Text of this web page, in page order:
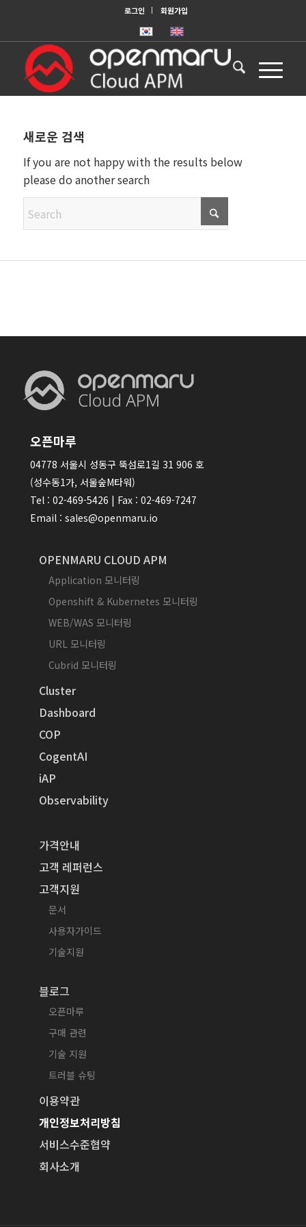
로그인 회원가입
새로운 검색
If you are not happy with the results below
please do another search
오픈마루
04778 서울시 성동구 뚝섬로1길 31 906 호
(성수동1가, 서울숲M타워)
Tel : 02-469-5426 | Fax : 02-469-7247
Email : sales@openmaru.io
OPENMARU CLOUD APM
Application 모니터링
Openshift & Kubernetes 모니터링
WEB/WAS 모니터링
URL 모니터링
Cubrid 모니터링
Cluster
Dashboard
COP
CogentAI
iAP
Observability
가격안내
고객 레퍼런스
고객지원
문서
사용자가이드
기술지원
블로그
오픈마루
구매 관련
기술 지원
트러블 슈팅
이용약관
개인정보처리방침
서비스수준협약
회사소개